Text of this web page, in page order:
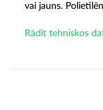
vai jauns.
Rādīt tehniskos